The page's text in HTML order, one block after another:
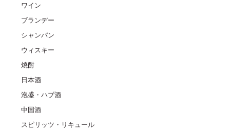
ワイン
ブランデー
シャンパン
ウィスキー
焼酎
日本酒
泡盛・ハブ酒
中国酒
スピリッツ・リキュール